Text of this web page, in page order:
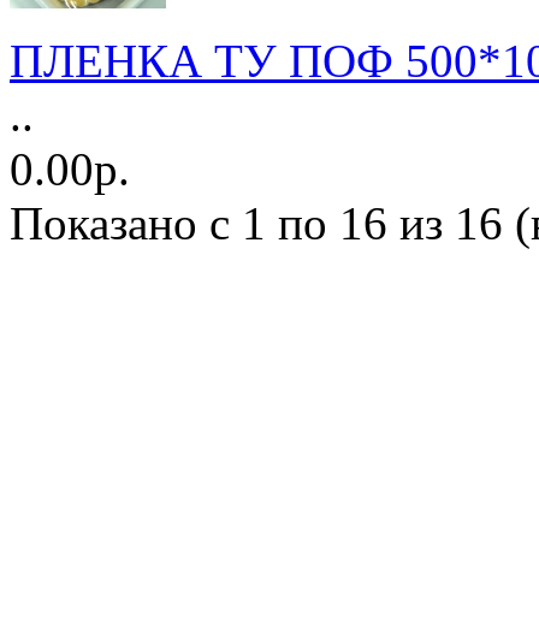
ПЛЕНКА ТУ ПОФ
..
0.00р.
Показано с 1 по 16 из 16